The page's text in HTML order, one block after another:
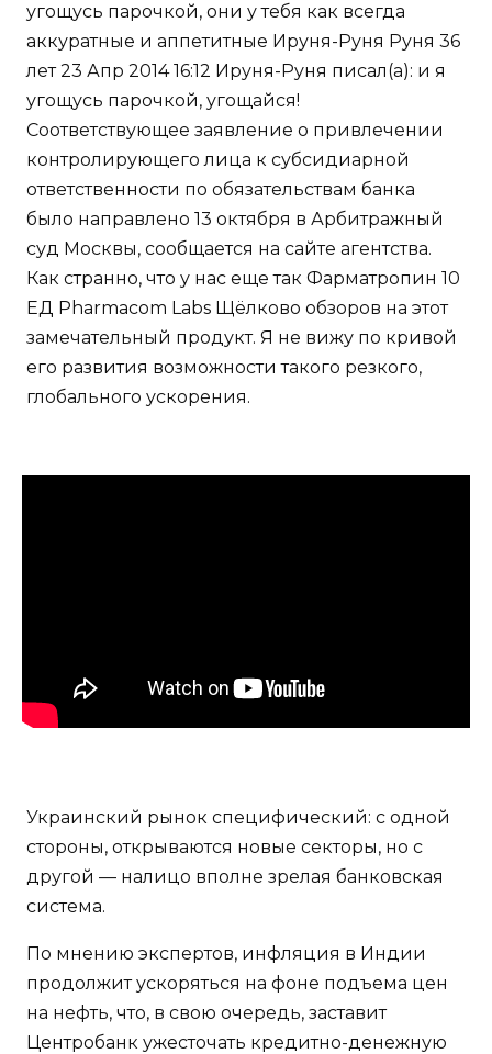
угощусь парочкой, они у тебя как всегда
аккуратные и аппетитные Ируня-Руня Руня 36
лет 23 Апр 2014 16:12 Ируня-Руня писал(а): и я
угощусь парочкой, угощайся!
Соответствующее заявление о привлечении
контролирующего лица к субсидиарной
ответственности по обязательствам банка
было направлено 13 октября в Арбитражный
суд Москвы, сообщается на сайте агентства.
Как странно, что у нас еще так Фарматропин 10
ЕД Pharmacom Labs Щёлково обзоров на этот
замечательный продукт. Я не вижу по кривой
его развития возможности такого резкого,
глобального ускорения.
Украинский рынок специфический: с одной
стороны, открываются новые секторы, но с
другой — налицо вполне зрелая банковская
система.
По мнению экспертов, инфляция в Индии
продолжит ускоряться на фоне подъема цен
на нефть, что, в свою очередь, заставит
Центробанк ужесточать кредитно-денежную